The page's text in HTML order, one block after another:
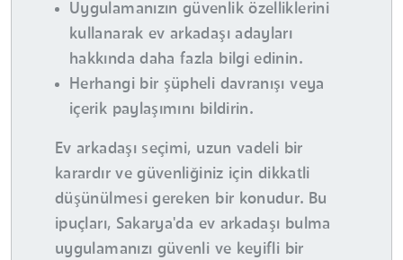
Uygulamanızın güvenlik özelliklerini
kullanarak ev arkadaşı adayları
hakkında daha fazla bilgi edinin.
Herhangi bir şüpheli davranışı veya
içerik paylaşımını bildirin.
Ev arkadaşı seçimi, uzun vadeli bir
karardır ve güvenliğiniz için dikkatli
düşünülmesi gereken bir konudur. Bu
ipuçları, Sakarya'da ev arkadaşı bulma
uygulamanızı güvenli ve keyifli bir